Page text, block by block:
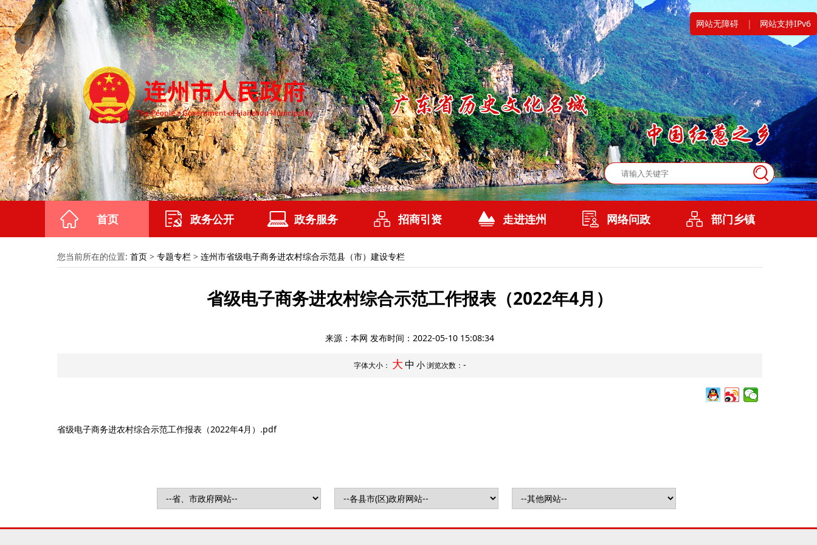
网站无障碍 | 网站支持IPv6
首页 政务公开 政务服务 招商引资 走进连州 网络问政 部门乡镇
您当前所在的位置: 首页 > 专题专栏 > 连州市省级电子商务进农村综合示范县（市）建设专栏
省级电子商务进农村综合示范工作报表（2022年4月）
来源：本网 发布时间： 2022-05-10 15:08:34
字体大小： 大中 小浏览次数： -
省级电子商务进农村综合示范工作报表（2022年4月）.pdf